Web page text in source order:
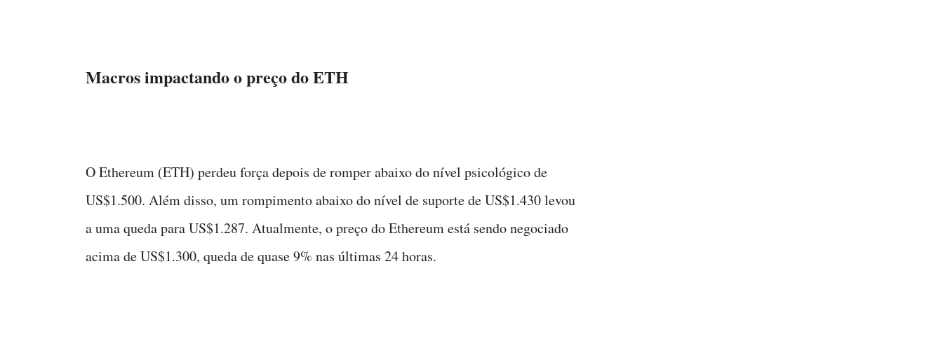
Macros impactando o preço do ETH
O Ethereum (ETH) perdeu força depois de romper abaixo do nível psicológico de
US$1.500. Além disso, um rompimento abaixo do nível de suporte de US$1.430 levou
a uma queda para US$1.287. Atualmente, o preço do Ethereum está sendo negociado
acima de US$1.300, queda de quase 9% nas últimas 24 horas.